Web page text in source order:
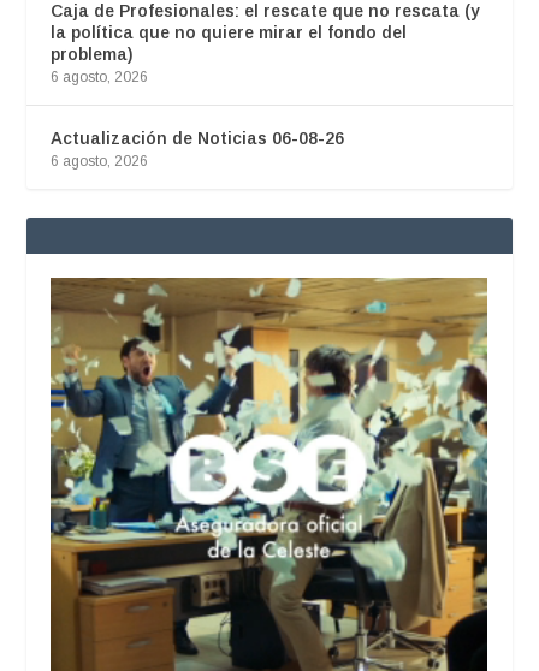
Caja de Profesionales: el rescate que no rescata (y
la política que no quiere mirar el fondo del
problema)
6 agosto, 2026
Actualización de Noticias 06-08-26
6 agosto, 2026